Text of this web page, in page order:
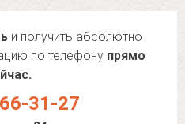
и получить абсолютно
по телефону прямо
31-27